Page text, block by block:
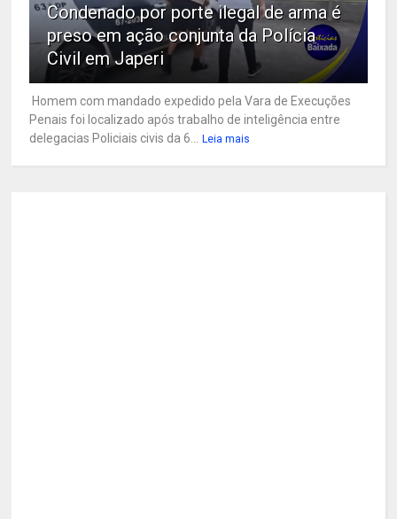
Condenado por porte ilegal de arma é
preso em ação conjunta da Polícia
Civil em Japeri
Homem com mandado expedido pela Vara de Execuções
Penais foi localizado após trabalho de inteligência entre
delegacias Policiais civis da 6...
Leia mais